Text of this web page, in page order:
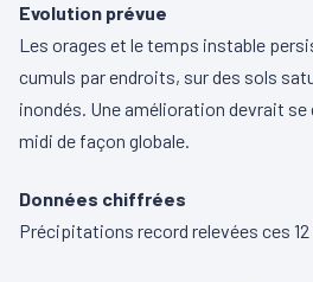
Evolution prévue
Les orages et le temps instable
cumuls par endroits, sur des sols
inondés. Une amélioration devrait se
midi de façon globale.
Données chiffrées
Précipitations record relevées ces